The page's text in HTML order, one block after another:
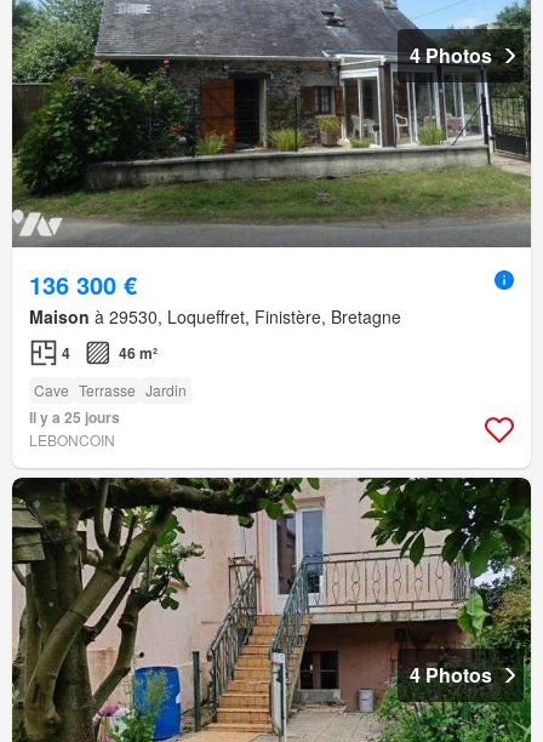
4 Photos
136 300 €
Maison à 29530, Loqueffret, Finistère, Bretagne
4 46 m²
Cave Terrasse Jardin
Il y a 25 jours
LEBONCOIN
4 Photos